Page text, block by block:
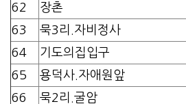
62
장촌
63
묵3리.자비정사
64
기도의집입구
65
용덕사.자애원앞
66
묵2리.굴암